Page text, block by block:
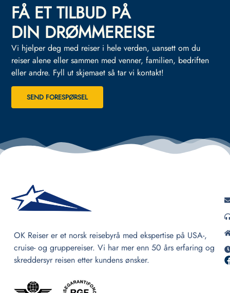
FÅ ET TILBUD PÅ
DIN DRØMMEREISE
Vi hjelper deg med reiser i hele verden, uansett om du
reiser alene eller sammen med venner, familien, bedriften
eller andre. Fyll ut skjemaet så tar vi kontakt!
SEND FORESPØRSEL
OK Reiser er et norsk reisebyrå med ekspertise på USA-,
cruise- og gruppereiser. Vi har mer enn 50 års erfaring og
skreddersyr reisen etter kundens ønsker.